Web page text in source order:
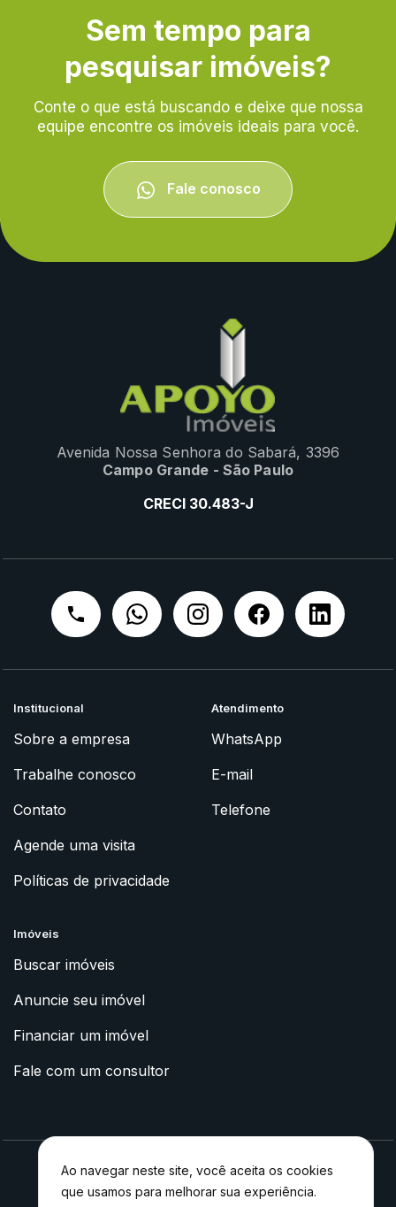
Sem tempo para
pesquisar imóveis?
Conte o que está buscando e deixe que nossa
equipe encontre os imóveis ideais para você.
Fale conosco
Avenida Nossa Senhora do Sabará, 3396
Campo Grande - São Paulo
CRECI 30.483-J
Institucional
Sobre a empresa
Trabalhe conosco
Contato
Agende uma visita
Políticas de privacidade
Atendimento
WhatsApp
E-mail
Telefone
Imóveis
Buscar imóveis
Anuncie seu imóvel
Financiar um imóvel
Fale com um consultor
2023 © Apoyo Imóveis
Ao navegar neste site, você aceita os cookies
que usamos para melhorar sua experiência.